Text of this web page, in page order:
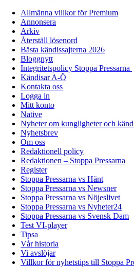
Allmänna villkor för Premium
Annonsera
Arkiv
Återställ lösenord
Bästa kändissajterna 2026
Bloggnytt
Integritetspolicy Stoppa Pressarna
Kändisar A-Ö
Kontakta oss
Logga in
Mitt konto
Native
Nyheter om kungligheter och
Nyhetsbrev
Om oss
Redaktionell policy
Redaktionen – Stoppa Pressarna
Register
Stoppa Pressarna vs Hänt
Stoppa Pressarna vs Newsner
Stoppa Pressarna vs Nöjeslivet
Stoppa Pressarna vs Nyheter24
Stoppa Pressarna vs Svensk Dam
Test VI-player
Tipsa
Vår historia
Vi avslöjar
Villkor för nyhetstips till Stoppa